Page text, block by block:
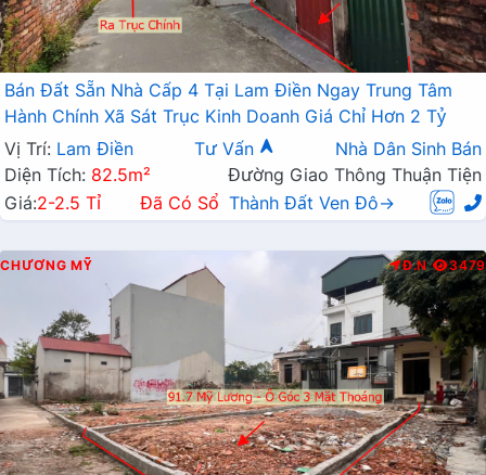
Bán Đất Sẵn Nhà Cấp 4 Tại Lam Điền Ngay Trung Tâm
Hành Chính Xã Sát Trục Kinh Doanh Giá Chỉ Hơn 2 Tỷ
Vị Trí: Lam Điền Tư Vấn
Nhà Dân Sinh Bán
Diện Tích: 82.5m²
Đường Giao Thông Thuận Tiện
Giá:2-2.5 Tỉ Đã Có Sổ Thành Đất Ven Đô→
CHƯƠNG MỸ Đ.N 3479